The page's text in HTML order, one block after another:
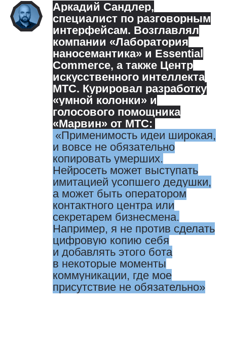
Аркадий Сандлер,
специалист по разговорным
интерфейсам. Возглавлял
компании «Лаборатория
наносемантика» и Essential
Commerce, а также Центр
искусственного интеллекта
МТС. Курировал разработку
«умной колонки» и
голосового помощника
«Марвин» от МТС:
Применимость идеи широкая,
и вовсе не обязательно
копировать умерших.
Нейросеть может выступать
имитацией усопшего дедушки,
а может быть оператором
контактного центра или
секретарем бизнесмена.
Например, я не против сделать
цифровую копию себя
и добавлять этого бота
в некоторые моменты
коммуникации, где мое
присутствие не обязательно